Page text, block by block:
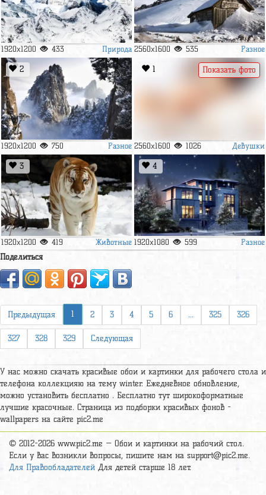
1920x1200 433 Природа 2560x1600 535 Разное
2
1920x1200 750 Разное
1
2560x1600 1026 Девушки
Показать фото
3
1920x1200 419 Животные
4
1920x1080 599 Разное
Поделиться
Предыдущая 1 2 3 4 5 6 ... 325 326
327 328 329 Следующая
У нас можно скачать красивые обои и картинки для рабочего стола и
телефона коллекцияю на тему winter. Ежедневное обновление,
можно установить бесплатно . Бесплатно тут широкоформатные
лучшие красочные. Страница из подборки красивых фонов -
wallpapers на сайте pic2.me
© 2012-2026 www.pic2.me — Обои и картинки на рабочий стол.
Если у вас возникли вопросы, пишите нам на support@pic2.me.
Для Правообладателей Для детей старше 18 лет.